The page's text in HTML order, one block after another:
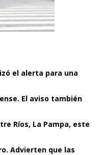
el alerta para una
El aviso también
Ríos, La Pampa, este
Advierten que las